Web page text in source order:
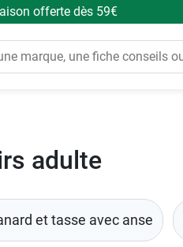
offerte dès 59€
adulte
et tasse avec anse